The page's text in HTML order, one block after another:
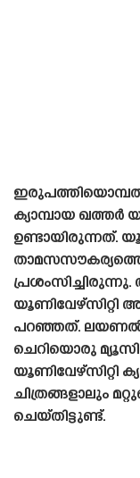
ഇരുപത്തിയൊമ്പതു
ക്യാമ്പായ ഖത്തർ
ഉണ്ടായിരുന്നത്.
യൂണിവേഴ്‌സിറ്റി
പറഞ്ഞത്. ലയണൽ
ചെറിയൊരു
യൂണിവേഴ്‌സിറ്റി
ചിത്രങ്ങളാലും
ചെയ്‌തിട്ടുണ്ട്‌.